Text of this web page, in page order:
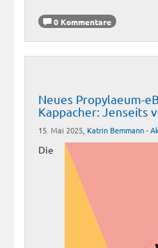
0 Kommentare
Neues Propylaeum-
Kappacher: Jenseits
15. Mai 2025, Katrin Bemmann-
Die